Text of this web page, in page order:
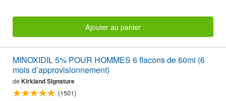
Ajouter au panier
MINOXIDIL 5% POUR HOMMES 6 flacons de 60ml (6
mois d’approvisionnement)
de Kirkland Signature
(1501)